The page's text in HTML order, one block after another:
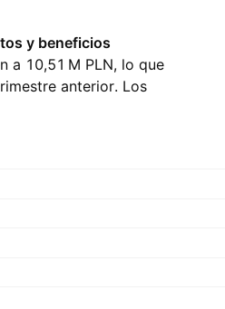
y beneficios
a ‪10,51 M‬ PLN, lo que
anterior. Los